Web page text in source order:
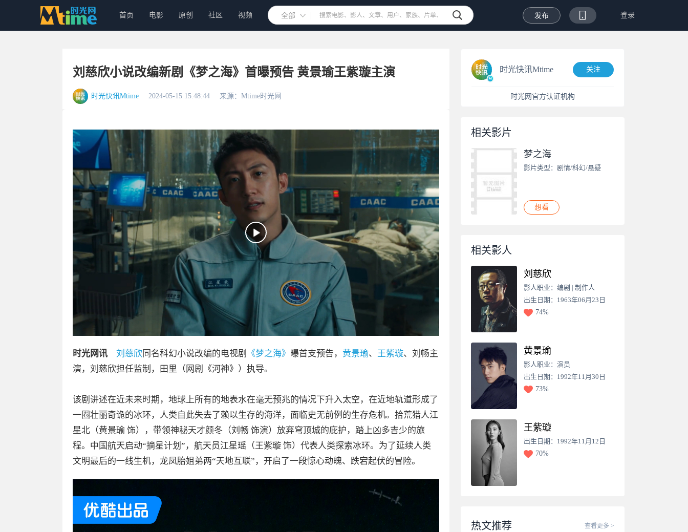
首页 电影 原创 社区 视频 全部 发布 登录
刘慈欣小说改编新剧《梦之海》首曝预告 黄景瑜王紫璇主演
时光快讯Mtime 2024-05-15 15:48:44 来源：Mtime时光网
时光网讯 刘慈欣同名科幻小说改编的电视剧 《梦之海》 曝首支预告， 黄景瑜、 王紫璇、刘畅主
演，刘慈欣担任监制，田里（网剧《河神》）执导。
该剧讲述在近未来时期，地球上所有的地表水在毫无预兆的情况下升入太空，在近地轨道形成了
一圈壮丽奇诡的冰环，人类自此失去了赖以生存的海洋，面临史无前例的生存危机。拾荒猎人江
星北（黄景瑜 饰），带领神秘天才颜冬（刘畅 饰演）放弃穹顶城的庇护，踏上凶多吉少的旅
程。中国航天启动“摘星计划”，航天员江星瑶（王紫璇 饰）代表人类探索冰环。为了延续人类
文明最后的一线生机，龙凤胎姐弟两“天地互联”，开启了一段惊心动魄、跌宕起伏的冒险。
时光快讯Mtime 关注
时光网官方认证机构
相关影片
梦之海
影片类型：剧情/科幻/悬疑
想看
相关影人
刘慈欣
影人职业：编剧 | 制作人
出生日期：1963年06月23日
74%
黄景瑜
影人职业：演员
出生日期：1992年11月30日
73%
王紫璇
出生日期：1992年11月12日
70%
热文推荐 查看更多 >